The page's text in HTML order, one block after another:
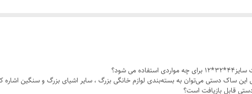
۴۴×۳۲×۱۲ به عنوان جایگزینی برای ساک‌های پلاستیکی استفاده می‌شود. این
می شود؟
این ساک دستی می‌توان به بسته‌بندی لوازم خانگی بزرگ ، سایر اشیای بزرگ و سنگین اشاره
قابل بازیافت است؟